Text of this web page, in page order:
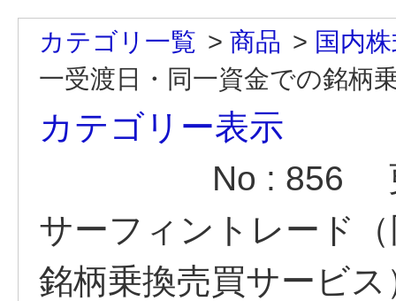
カテゴリ一覧 > 商品 > 国内
一受渡日・同一資金での銘柄
カテゴリー表示
No : 856
サーフィントレード
銘柄乗換売買サービ